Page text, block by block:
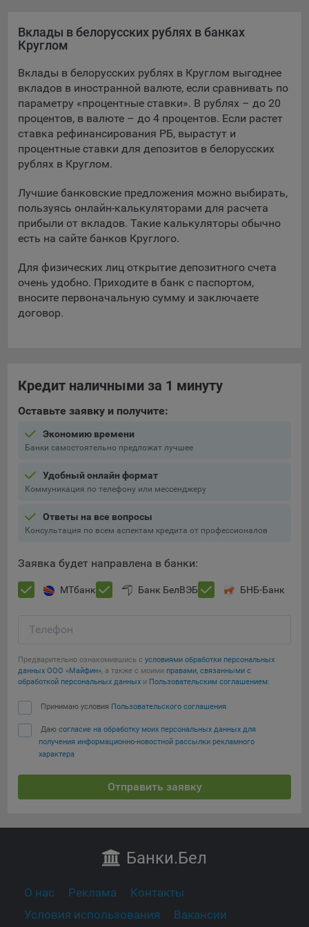
сервис показа контекстной рекламы. Адрес: Yandex
Europe AG, Werftestrasse 4, CH-6005 Luzern, Switzerland.
предоставляемый компанией Google Ireland Ltd, Gordon
House Barrow Street Dublin 4, D04E5W5 Ireland.
Сохранить мои изменения
Сохранить по умолчанию
Вклады в белорусских рублях в банках
Круглом
Вклады в белорусских рублях в Круглом выгоднее
вкладов в иностранной валюте, если сравнивать по
параметру «процентные ставки». В рублях – до 20
процентов, в валюте – до 4 процентов. Если растет
ставка рефинансирования РБ, вырастут и
процентные ставки для депозитов в белорусских
рублях в Круглом.
Лучшие банковские предложения можно выбирать,
пользуясь онлайн-калькуляторами для расчета
прибыли от вкладов. Такие калькуляторы обычно
есть на сайте банков Круглого.
Для физических лиц открытие депозитного счета
очень удобно. Приходите в банк с паспортом,
вносите первоначальную сумму и заключаете
договор.
Кредит наличными за 1 минуту
Оставьте заявку и получите:
Экономию времени
Банки самостоятельно предложат лучшее
Удобный онлайн формат
Коммуникация по телефону или мессенджеру
Ответы на все вопросы
Консультация по всем аспектам кредита от профессионалов
Заявка будет направлена в банки:
МТбанк Банк БелВЭБ БНБ-Банк
Телефон
Предварительно ознакомившись с условиями обработки персональных
данных ООО «Майфин», а также с моими правами, связанными с
обработкой персональных данных и Пользовательским соглашением:
Принимаю условия Пользовательского соглашения
Даю согласие на обработку моих персональных данных для
получения информационно-новостной рассылки рекламного
характера
Отправить заявку
Банки.Бел
О нас Реклама
Контакты
Условия использования
Вакансии